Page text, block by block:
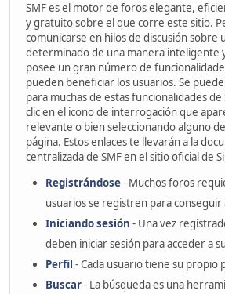
SMF es el motor de foros elegante,
y gratuito sobre el que corre este sitio.
comunicarse en hilos de discusión sobre
determinado de una manera inteligente
posee un gran número de
pueden beneficiar los usuarios. Se
para muchas de estas funcionalidades
clic en el icono de interrogación que
relevante o bien seleccionando alguno
página. Estos enlaces te llevarán a la
centralizada de SMF en el sitio oficial de
Registrándose- Muchos foros
usuarios se registren para conseguir
Iniciando sesión - Una vez
deben iniciar sesión para acceder a
Perfil - Cada usuario tiene su propio
Buscar- La búsqueda es una